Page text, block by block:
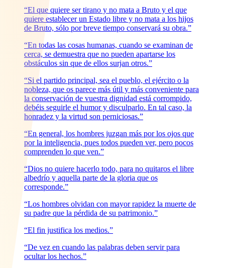
“El que quiere ser tirano y no mata a Bruto y el que
quiere establecer un Estado libre y no mata a los hijos
de Bruto, sólo por breve tiempo conservará su obra.”
“En todas las cosas humanas, cuando se examinan de
cerca, se demuestra que no pueden apartarse los
obstáculos sin que de ellos surjan otros.”
“Si el partido principal, sea el pueblo, el ejército o la
nobleza, que os parece más útil y más conveniente para
la conservación de vuestra dignidad está corrompido,
debéis seguirle el humor y disculparlo. En tal caso, la
honradez y la virtud son perniciosas.”
“En general, los hombres juzgan más por los ojos que
por la inteligencia, pues todos pueden ver, pero pocos
comprenden lo que ven.”
“Dios no quiere hacerlo todo, para no quitaros el libre
albedrío y aquella parte de la gloria que os
corresponde.”
“Los hombres olvidan con mayor rapidez la muerte de
su padre que la pérdida de su patrimonio.”
“El fin justifica los medios.”
“De vez en cuando las palabras deben servir para
ocultar los hechos.”